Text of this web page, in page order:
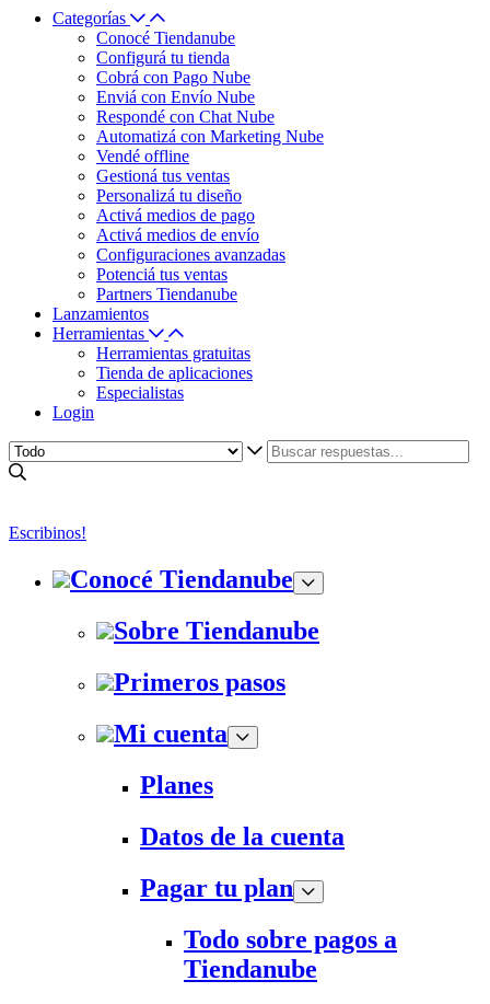
Categorías
Conocé Tiendanube
Configurá tu tienda
Cobrá con Pago Nube
Enviá con Envío Nube
Respondé con Chat Nube
Automatizá con Marketing Nube
Vendé offline
Gestioná tus ventas
Personalizá tu diseño
Activá medios de pago
Activá medios de envío
Configuraciones avanzadas
Potenciá tus ventas
Partners Tiendanube
Lanzamientos
Herramientas
Herramientas gratuitas
Tienda de aplicaciones
Especialistas
Login
Escribinos!
Conocé Tiendanube
Sobre Tiendanube
Primeros pasos
Mi cuenta
Planes
Datos de la cuenta
Pagar tu plan
Todo sobre pagos a
Tiendanube